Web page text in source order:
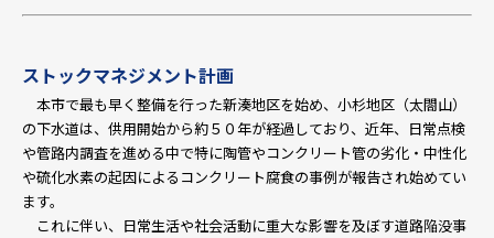
ストックマネジメント計画
本市で最も早く整備を行った新湊地区を始め、小杉地区（太閤山）
の下水道は、供用開始から約５０年が経過しており、近年、日常点検
や管路内調査を進める中で特に陶管やコンクリート管の劣化・中性化
や硫化水素の起因によるコンクリート腐食の事例が報告され始めてい
ます。
これに伴い、日常生活や社会活動に重大な影響を及ぼす道路陥没事